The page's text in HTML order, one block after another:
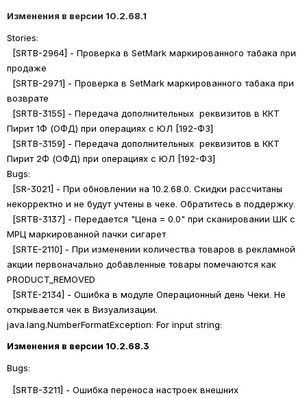
Изменения в версии 10.2.68.1
Stories:
[SRTB-2964] - Проверка в SetMark маркированного табака при
продаже
[SRTB-2971] - Проверка в SetMark маркированного табака при
возврате
[SRTB-3155] - Передача дополнительных  реквизитов в ККТ
Пирит 1Ф (ОФД) при операциях с ЮЛ [192-ФЗ]
[SRTB-3159] - Передача дополнительных  реквизитов в ККТ
Пирит 2Ф (ОФД) при операциях с ЮЛ [192-ФЗ]
Bugs:
[SR-3021] - При обновлении на 10.2.68.0. Скидки рассчитаны
некорректно и не будут учтены в чеке. Обратитесь в поддержку.
[SRTB-3137] - Передается "Цена = 0.0" при сканировании ШК с
МРЦ маркированной пачки сигарет
[SRTE-2110] - При изменении количества товаров в рекламной
акции первоначально добавленные товары помечаются как
PRODUCT_REMOVED
[SRTE-2134] - Ошибка в модуле Операционный день Чеки. Не
открывается чек в Визуализации.
java.lang. NumberFormatException: For input string:
Изменения в версии 10.2.68.3
Bugs:
[SRTB-3211] - Ошибка переноса настроек внешних